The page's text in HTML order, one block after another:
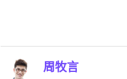
更多寫作
周牧言